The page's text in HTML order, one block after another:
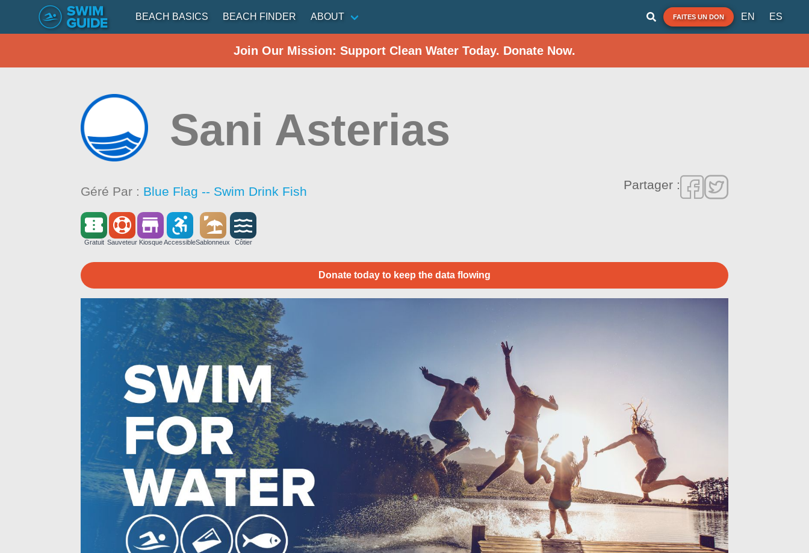
BEACH BASICS BEACH FINDER ABOUT FAITES UN DON EN ES
Join Our Mission: Support Clean Water Today. Donate Now.
Sani Asterias
Géré Par : Blue Flag -- Swim Drink Fish Partager :
Gratuit Sauveteur Kiosque AccessibleSablonneux Côtier
Donate today to keep the data flowing